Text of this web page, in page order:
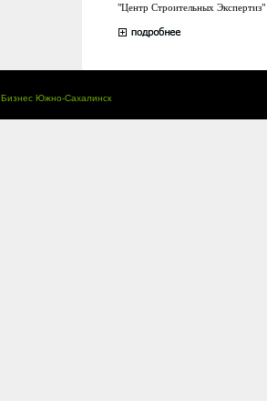
"Центр Строительных
Бизнес Южно-Сахалинск